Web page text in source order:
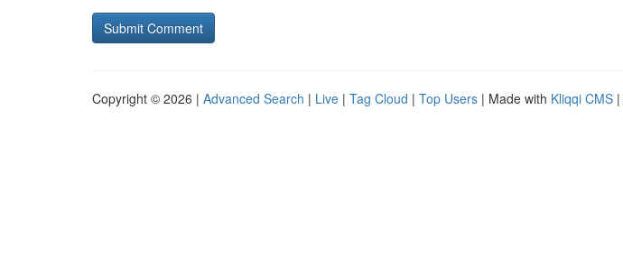
Copyright © 2026 | Advanced Search | Live | Tag Cloud | Top Users | Made with Kliqqi CMS |